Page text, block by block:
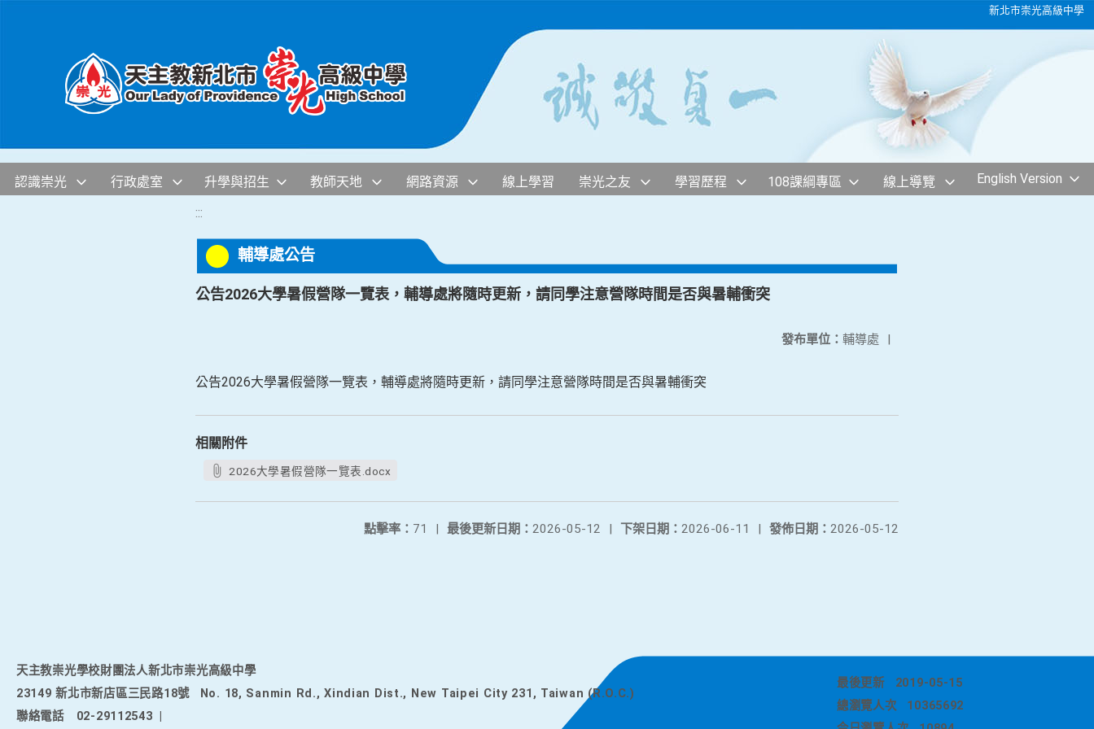
新北市崇光高級中學
認識崇光 行政處室 升學與招生 教師天地 網路資源 線上學習 崇光之友 學習歷程 108課綱專區 線上導覽 English Version
:::
輔導處公告
公告2026大學暑假營隊一覽表，輔導處將隨時更新，請同學注意營隊時間是否與暑輔衝突
發布單位： 輔導處 |
公告2026大學暑假營隊一覽表，輔導處將隨時更新，請同學注意營隊時間是否與暑輔衝突
相關附件
2026大學暑假營隊一覽表.docx
發佈日期： 2026-05-12
下架日期： 2026-06-11 |
最後更新日期： 2026-05-12 |
點擊率： 71 |
天主教崇光學校財團法人新北市崇光高級中學
23149 新北市新店區三民路18號
No. 18, Sanmin Rd., Xindian Dist., New Taipei City 231, Taiwan (R.O.C.)
聯絡電話
02-29112543
最後更新
2019-05-15
總瀏覽人次
10365692